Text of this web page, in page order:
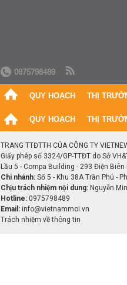
0975798489
QUY HOẠCH THỊ
QUY HOẠCH THỊ
TRANG TTĐTTH CỦA CÔNG TY
Giấy phép số 3324/GP-TTĐT do Sở
Lầu 5 - Compa Building - 293 Điện Biên
Chi nhánh: Số 5 - Khu 38A Trần Phú -
Chịu trách nhiệm nội dung: Nguyễn
Hotline: 0975798489
Email: info@vietnammoi.vn
Trách nhiệm về thông tin